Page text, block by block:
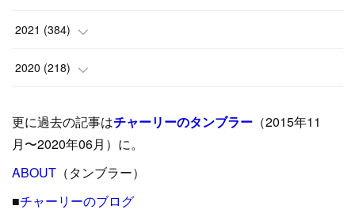
(9 )
( 5 )
( 15
(24)
(8 )
(18)
(17)
)
(12)
19)
(17)
(35)
(33 )
(26)
27)
(42)
(37)
(31)
(31)
31
2021 (384)
(9)
(39)
( 23)
40
2020 (218)
(24)
( 42)
更に過去の記事はチャーリーのタンブラー （2015年11
月〜2020年06月）に。
ABOUT （タンブラー）
■チャーリーのブログ